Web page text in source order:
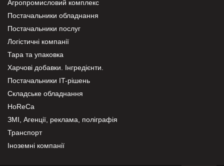
Агропромисловий комплекс
Постачальники обладнання
Постачальники послуг
Логістичні компанії
Тара та упаковка
Харчові добавки. Інгредієнти.
Постачальники IT-рішень
Складське обладнання
HoReCa
ЗМІ, Агенції, реклама, поліграфія
Транспорт
Іноземні компанії